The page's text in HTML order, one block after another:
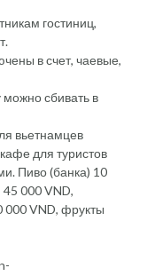
гостиниц,
в счет, чаевые,
можно сбивать в
вьетнамцев
для туристов
Пиво (банка) 10
000 VND,
000 VND, фрукты